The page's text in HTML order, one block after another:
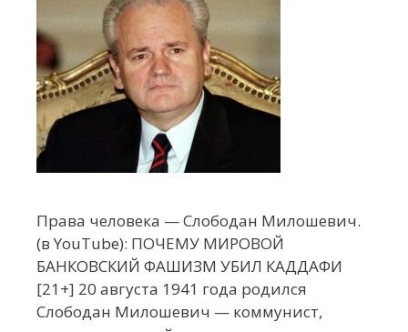
Права человека — Слободан Милошевич.
(в YouTube): ПОЧЕМУ МИРОВОЙ
БАНКОВСКИЙ ФАШИЗМ УБИЛ КАДДАФИ
[21+] 20 августа 1941 года родился
Слободан Милошевич — коммунист,